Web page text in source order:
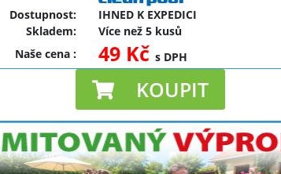
Dostupnost:
IHNED K EXPEDICI
Skladem:
Více než 5 kusů
Naše cena: 49 Kčs DPH
KOUPIT